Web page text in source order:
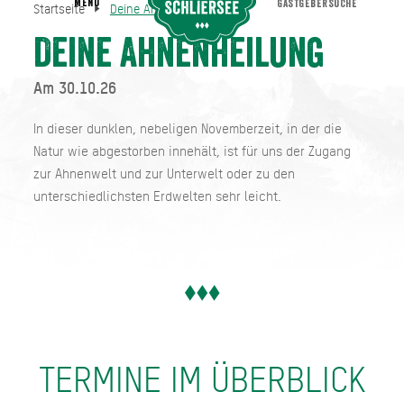
Startseite Deine Ahnenheilung
Deine Ahnenheilung
Am 30.10.26
In dieser dunklen, nebeligen Novemberzeit, in der die
Natur wie abgestorben innehält, ist für uns der Zugang
zur Ahnenwelt und zur Unterwelt oder zu den
unterschiedlichsten Erdwelten sehr leicht.
TERMINE IM ÜBERBLICK
Startseite Deine Ahnenheilung
MENU GASTGEBERSUCHE